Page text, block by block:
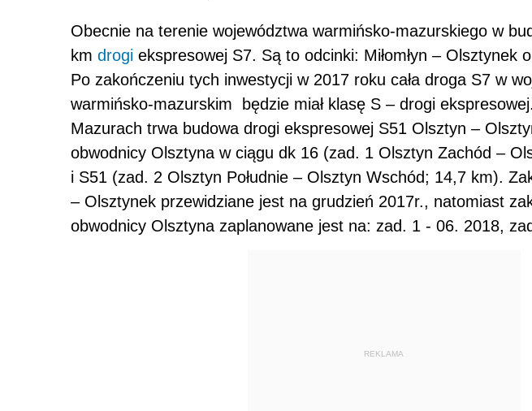
Obecnie na terenie województwa warmińsko-mazurskiego w
km drogi ekspresowej S7. Są to odcinki: Miłomłyn – Olsztynek
Po zakończeniu tych inwestycji w 2017 roku cała droga S7 w
warmińsko-mazurskim będzie miał klasę S – drogi
Mazurach trwa budowa drogi ekspresowej S51 Olsztyn –
obwodnicy Olsztyna w ciągu dk 16 (zad. 1 Olsztyn Zachód –
i S51 (zad. 2 Olsztyn Południe – Olsztyn Wschód; 14,7 km).
– Olsztynek przewidziane jest na grudzień 2017r., natomiast
obwodnicy Olsztyna zaplanowane jest na: zad. 1 - 06. 2018,
REKLAMA